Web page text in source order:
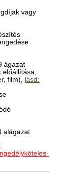
vagy
ágazat
film), lásd:
alágazat